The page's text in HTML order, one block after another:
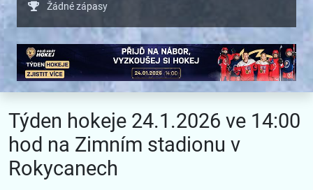
Žádné zápasy
Týden hokeje 24.1.2026 ve 14:00
hod na Zimním stadionu v
Rokycanech